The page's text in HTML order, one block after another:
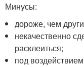
Минусы:
дороже, чем
некачественно
расклеиться;
под